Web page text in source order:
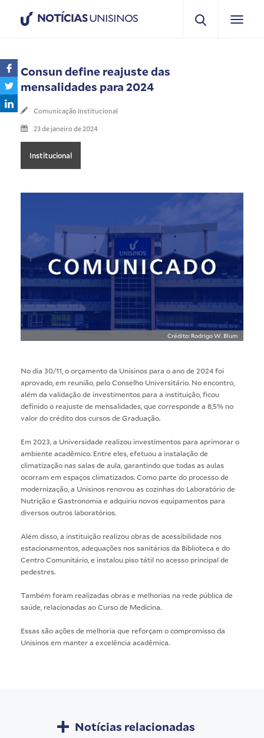
NOTÍCIASUNISINOS
Consun define reajuste das
mensalidades para 2024
Comunicação Institucional
23 de janeiro de 2024
Institucional
Crédito: Rodrigo W. Blum
No dia 30/11, o orçamento da Unisinos para o ano de 2024 foi
aprovado, em reunião, pelo Conselho Universitário. No encontro,
além da validação de investimentos para a instituição, ficou
definido o reajuste de mensalidades, que corresponde a 8,5% no
valor do crédito dos cursos de Graduação.
Em 2023, a Universidade realizou investimentos para aprimorar o
ambiente acadêmico. Entre eles, efetuou a instalação de
climatização nas salas de aula, garantindo que todas as aulas
ocorram em espaços climatizados. Como parte do processo de
modernização, a Unisinos renovou as cozinhas do Laboratório de
Nutrição e Gastronomia e adquiriu novos equipamentos para
diversos outros laboratórios.
Além disso, a instituição realizou obras de acessibilidade nos
estacionamentos, adequações nos sanitários da Biblioteca e do
Centro Comunitário, e instalou piso tátil no acesso principal de
pedestres.
Também foram realizadas obras e melhorias na rede pública de
saúde, relacionadas ao Curso de Medicina.
Essas são ações de melhoria que reforçam o compromisso da
Unisinos em manter a excelência acadêmica.
Notícias relacionadas